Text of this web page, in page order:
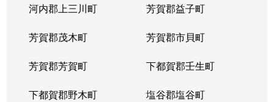
河内郡上三川町 芳賀郡益子町
芳賀郡茂木町 芳賀郡市貝町
芳賀郡芳賀町 下都賀郡壬生町
下都賀郡野木町 塩谷郡塩谷町